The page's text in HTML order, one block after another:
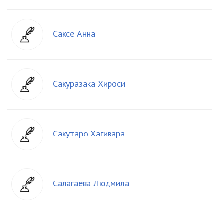
Саксе Анна
Сакуразака Хироси
Сакутаро Хагивара
Салагаева Людмила